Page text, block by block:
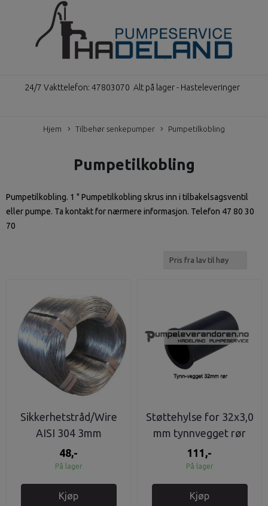
24/7 Vakttelefon: 47803070 Alt på lager - Hasteleveringer
Hjem Tilbehør senkepumper Pumpetilkobling
Pumpetilkobling
Pumpetilkobling. 1 " Pumpetilkobling skrus inn i tilbakelsagsventil
eller pumpe. Ta kontakt for nærmere informasjon. Telefon 47 80 30
70
Sikkerhetstråd/Wire
AISI 304 3mm
48,-
På lager
Kjøp
Støttehylse for 32x3,0
mm tynnvegget rør
111,-
På lager
Kjøp